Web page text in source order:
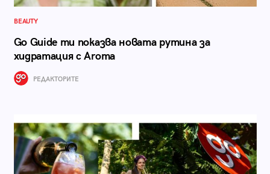
BEAUTY
Go Guide ти показва новата рутина за
хидратация с Aroma
РЕДАКТОРИТЕ